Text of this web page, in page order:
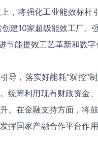
，将强化工业能效标
建10家超级能效工厂
节能提效工艺革新和数字
导，落实好能耗“双控”
统筹利用现有财政资金
。在金融支持方面，将
挥国家产融合作平台作